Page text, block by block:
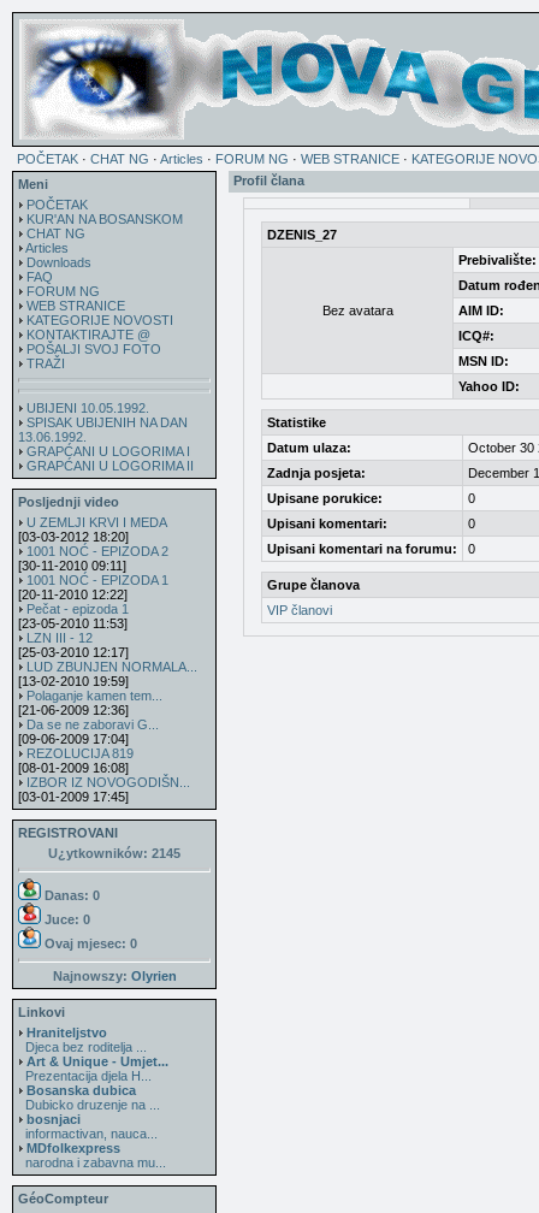
POČETAK · CHAT NG · Articles · FORUM NG · WEB STRANICE · KATEGORIJE
Meni
POČETAK
KUR'AN NA BOSANSKOM
CHAT NG
Articles
Downloads
FAQ
FORUM NG
WEB STRANICE
KATEGORIJE NOVOSTI
KONTAKTIRAJTE @
POŠALJI SVOJ FOTO
TRAŽI
UBIJENI 10.05.1992.
SPISAK UBIJENIH NA DAN
13.06.1992.
GRAPĆANI U LOGORIMA I
GRAPĆANI U LOGORIMA II
Posljednji video
U ZEMLJI KRVI I MEDA
[03-03-2012 18:20]
1001 NOĆ - EPIZODA 2
[30-11-2010 09:11]
1001 NOĆ - EPIZODA 1
[20-11-2010 12:22]
Pečat - epizoda 1
[23-05-2010 11:53]
LZN III - 12
[25-03-2010 12:17]
LUD ZBUNJEN NORMALA...
[13-02-2010 19:59]
Polaganje kamen tem...
[21-06-2009 12:36]
Da se ne zaboravi G...
[09-06-2009 17:04]
REZOLUCIJA 819
[08-01-2009 16:08]
IZBOR IZ NOVOGODIŠN...
[03-01-2009 17:45]
REGISTROVANI
U¿ytkowników: 2145
Danas: 0
Juce: 0
Ovaj mjesec: 0
Najnowszy: Olyrien
Linkovi
Hraniteljstvo
Djeca bez roditelja ...
Art & Unique - Umjet...
Prezentacija djela H...
Bosanska dubica
Dubicko druzenje na ...
bosnjaci
informactivan, nauca...
MDfolkexpress
narodna i zabavna mu...
GéoCompteur
Profil člana
DZENIS_27
Bez avatara
Prebivalište:
Datum
AIM ID:
ICQ#:
MSN ID:
Yahoo ID:
Statistike
Datum ulaza:
October 30
Zadnja posjeta:
December
Upisane porukice:
0
Upisani komentari:
0
Upisani komentari na forumu:
0
Grupe članova
VIP članovi